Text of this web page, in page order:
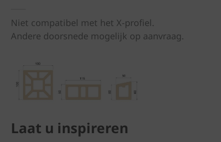
Niet compatibel met het X-profiel.
Andere doorsnede mogelijk op aanvraag.
Laat u inspireren